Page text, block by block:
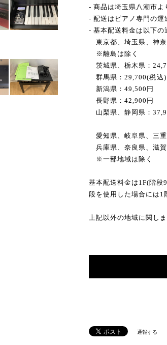
- 商品は埼玉県八潮市よ
- 配送はピアノ専門の運
- 基本配送料金は以下の
東京都、埼玉県、神
※離島は除く
茨城県、栃木県：
群馬県：29,700(税込)
新潟県：49,500円
長野県：42,900円
山梨県、静岡県：
愛知県、岐阜県、三
兵庫県、奈良県、滋
※一部地域は除く
基本配送料金は1F(階段
段を使用した場合には1
上記以外の地域に関し
通報する